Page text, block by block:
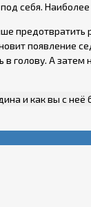
себя.
голову. А
и как вы с неё